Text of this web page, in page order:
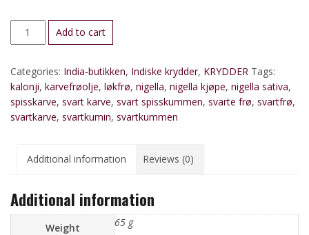
Nigella
(Svartkarve)
Add to cart
Categories: India-butikken, Indiske krydder, KRYDDER Tags:
kalonji, karvefrøolje, løkfrø, nigella, nigella kjøpe, nigella sativa,
spisskarve, svart karve, svart spisskummen, svarte frø, svartfrø,
svartkarve, svartkumin, svartkummen
Additional information Reviews (0)
Additional information
Weight 65 g